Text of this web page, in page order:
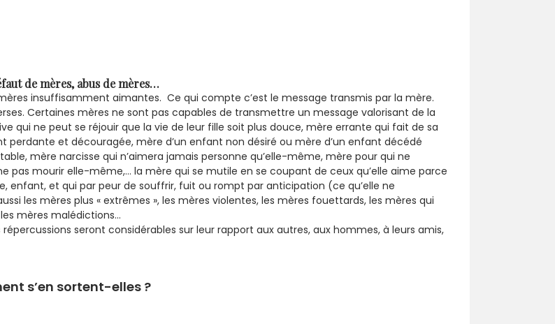
de mères, abus de mères…
insuffisamment aimantes. Ce qui compte c’est le message transmis par la mère.
Certaines mères ne sont pas capables de transmettre un message valorisant de la
qui ne peut se réjouir que la vie de leur fille soit plus douce, mère errante qui fait de sa
et découragée, mère d’un enfant non désiré ou mère d’un enfant décédé
mère narcisse qui n’aimera jamais personne qu’elle-même, mère pour qui ne
pas mourir elle-même,… la mère qui se mutile en se coupant de ceux qu’elle aime parce
enfant, et qui par peur de souffrir, fuit ou rompt par anticipation (ce qu’elle ne
les mères plus « extrêmes », les mères violentes, les mères fouettards, les mères qui
mères malédictions…
seront considérables sur leur rapport aux autres, aux hommes, à leurs amis,
s’en sortent-elles ?